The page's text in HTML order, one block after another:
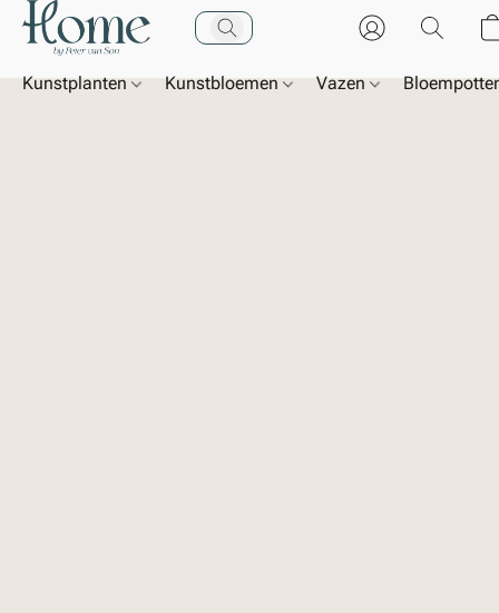
Kunstplanten Kunstbloemen Vazen